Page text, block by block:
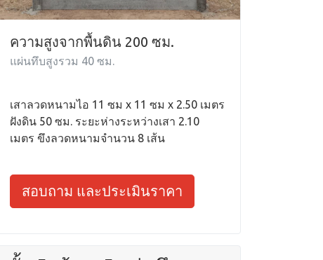
ความสูงจากพื้นดิน 200 ซม.
แผ่นทึบสูงรวม 40 ซม.
เสาลวดหนามไอ 11 ซม x 11 ซม x 2.50 เมตร
ฝังดิน 50 ซม. ระยะห่างระหว่างเสา 2.10
เมตร ขึงลวดหนามจำนวน 8 เส้น
สอบถาม และประเมินราคา